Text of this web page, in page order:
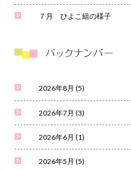
７月 ひよこ組の様子
2026年8月 (5)
2026年7月 (3)
2026年6月 (1)
2026年5月 (5)